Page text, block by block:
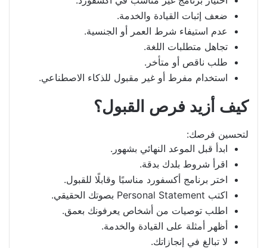
ضعف إثبات القيادة والخدمة.
عدم استيفاء شرط العمر أو الجنسية.
تجاهل متطلبات اللغة.
طلب ناقص أو متأخر.
استخدام مفرط أو غير مقبول للذكاء الاصطناعي.
كيف أزيد فرص القبول؟
لتحسين فرصك:
ابدأ قبل الموعد النهائي بشهور.
اقرأ شروط بلدك بدقة.
اختر برنامج أكسفورد مناسبًا وقابلًا للقبول.
اكتب Personal Statement بصوتك الحقيقي.
اطلب توصيات من أشخاص يعرفونك بعمق.
أظهر أمثلة على القيادة والخدمة.
لا تبالغ في إنجازاتك.